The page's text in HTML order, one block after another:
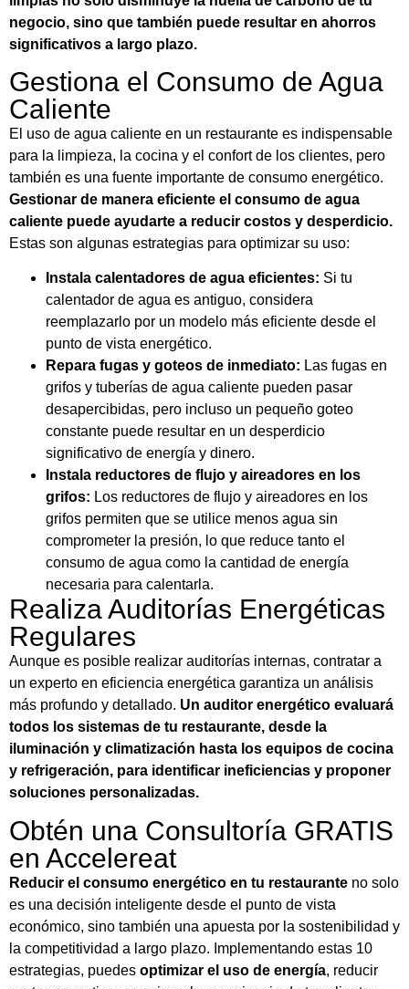
negocio, sino que también puede resultar en ahorros
significativos a largo plazo.
Gestiona el Consumo de Agua
Caliente
El uso de agua caliente en un restaurante es indispensable
para la limpieza, la cocina y el confort de los clientes, pero
también es una fuente importante de consumo energético.
Gestionar de manera eficiente el consumo de agua
caliente puede ayudarte a reducir costos y desperdicio.
Estas son algunas estrategias para optimizar su uso:
Instala calentadores de agua eficientes: Si tu
calentador de agua es antiguo, considera
reemplazarlo por un modelo más eficiente desde el
punto de vista energético.
Repara fugas y goteos de inmediato: Las fugas en
grifos y tuberías de agua caliente pueden pasar
desapercibidas, pero incluso un pequeño goteo
constante puede resultar en un desperdicio
significativo de energía y dinero.
Instala reductores de flujo y aireadores en los
grifos: Los reductores de flujo y aireadores en los
grifos permiten que se utilice menos agua sin
comprometer la presión, lo que reduce tanto el
consumo de agua como la cantidad de energía
necesaria para calentarla.
Realiza Auditorías Energéticas
Regulares
Aunque es posible realizar auditorías internas, contratar a
un experto en eficiencia energética garantiza un análisis
más profundo y detallado. Un auditor energético evaluará
todos los sistemas de tu restaurante, desde la
iluminación y climatización hasta los equipos de cocina
y refrigeración, para identificar ineficiencias y proponer
soluciones personalizadas.
Obtén una Consultoría GRATIS
en Accelereat
Reducir el consumo energético en tu restaurante no solo
es una decisión inteligente desde el punto de vista
económico, sino también una apuesta por la sostenibilidad y
la competitividad a largo plazo. Implementando estas 10
estrategias, puedes optimizar el uso de energía, reducir